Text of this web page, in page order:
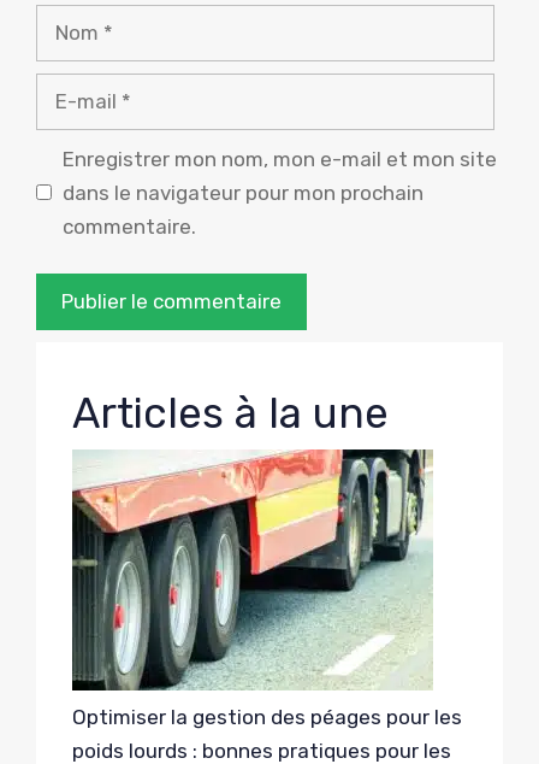
Nom
Enregistrer mon nom, mon e-mail et mon site
dans le navigateur pour mon prochain
commentaire.
Articles à la une
Optimiser la gestion des péages pour les
poids lourds : bonnes pratiques pour les